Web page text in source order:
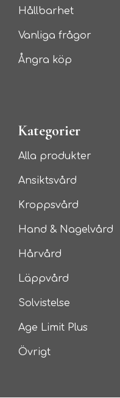
Hållbarhet
Vanliga frågor
Ångra köp
Kategorier
Alla produkter
Ansiktsvård
Kroppsvård
Hand & Nagelvård
Hårvård
Läppvård
Solvistelse
Age Limit Plus
Övrigt